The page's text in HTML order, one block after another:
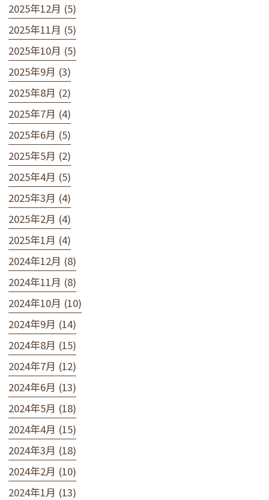
2025年12月 (5)
2025年11月 (5)
2025年10月 (5)
2025年9月 (3)
2025年8月 (2)
2025年7月 (4)
2025年6月 (5)
2025年5月 (2)
2025年4月 (5)
2025年3月 (4)
2025年2月 (4)
2025年1月 (4)
2024年12月 (8)
2024年11月 (8)
2024年10月 (10)
2024年9月 (14)
2024年8月 (15)
2024年7月 (12)
2024年6月 (13)
2024年5月 (18)
2024年4月 (15)
2024年3月 (18)
2024年2月 (10)
2024年1月 (13)